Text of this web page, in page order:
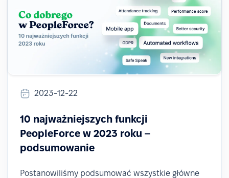
2023-12-22
10 najważniejszych funkcji
PeopleForce w 2023 roku –
podsumowanie
Postanowiliśmy podsumować wszystkie główne